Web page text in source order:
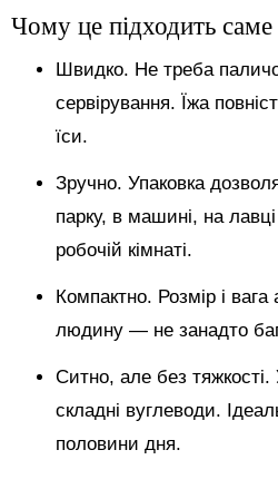
Чому це підходить
Швидко. Не треба
сервірування. Їжа
їси.
Зручно. Упаковка
парку, в машині, на
робочій кімнаті.
Компактно. Розмір і вага
людину — не занадто
Ситно, але без тяжкості.
складні вуглеводи.
половини дня.